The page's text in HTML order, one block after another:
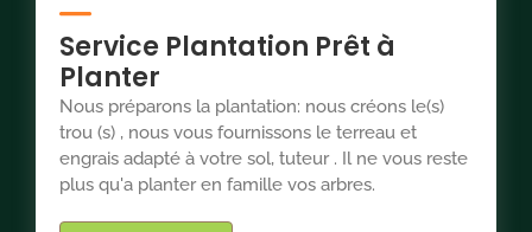
Service Plantation Prêt à
Planter
Nous préparons la plantation: nous créons le(s)
trou (s) , nous vous fournissons le terreau et
engrais adapté à votre sol, tuteur . Il ne vous reste
plus qu'a planter en famille vos arbres.